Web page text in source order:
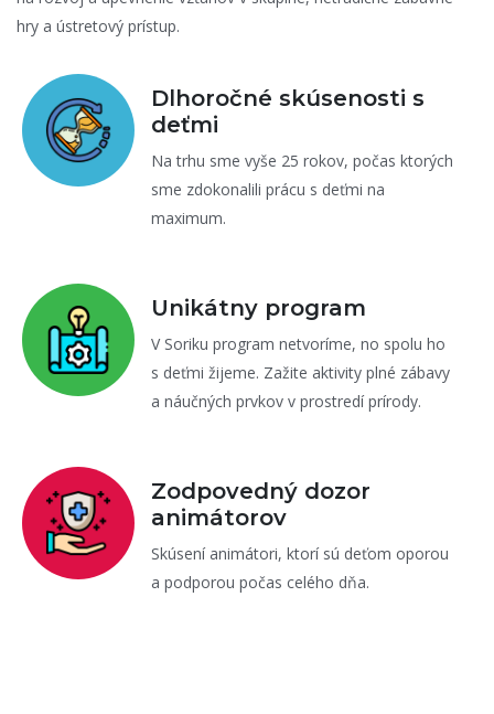
hry a ústretový prístup.
Dlhoročné skúsenosti s
deťmi
Na trhu sme vyše 25 rokov, počas ktorých
sme zdokonalili prácu s deťmi na
maximum.
Unikátny program
V Soriku program netvoríme, no spolu ho
s deťmi žijeme. Zažite aktivity plné zábavy
a náučných prvkov v prostredí prírody.
Zodpovedný dozor
animátorov
Skúsení animátori, ktorí sú deťom oporou
a podporou počas celého dňa.